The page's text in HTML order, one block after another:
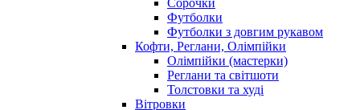
Сорочки
Футболки
Футболки з довгим рукавом
Кофти, Реглани, Олімпійки
Олімпійки (мастерки)
Реглани та світшоти
Толстовки та худі
Вітровки